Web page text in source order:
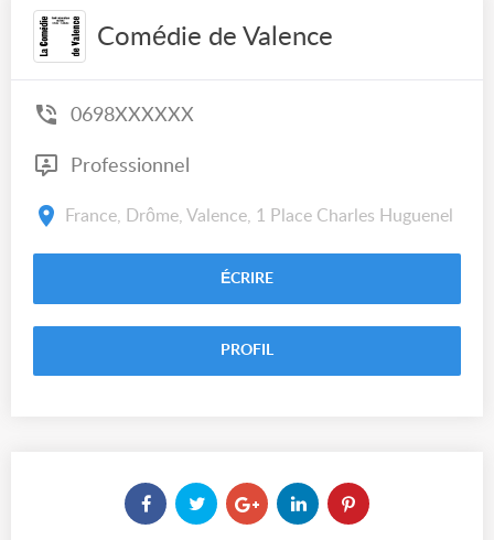
Comédie de Valence
0698XXXXXX
Professionnel
France, Drôme, Valence, 1 Place Charles Huguenel
ÉCRIRE
PROFIL